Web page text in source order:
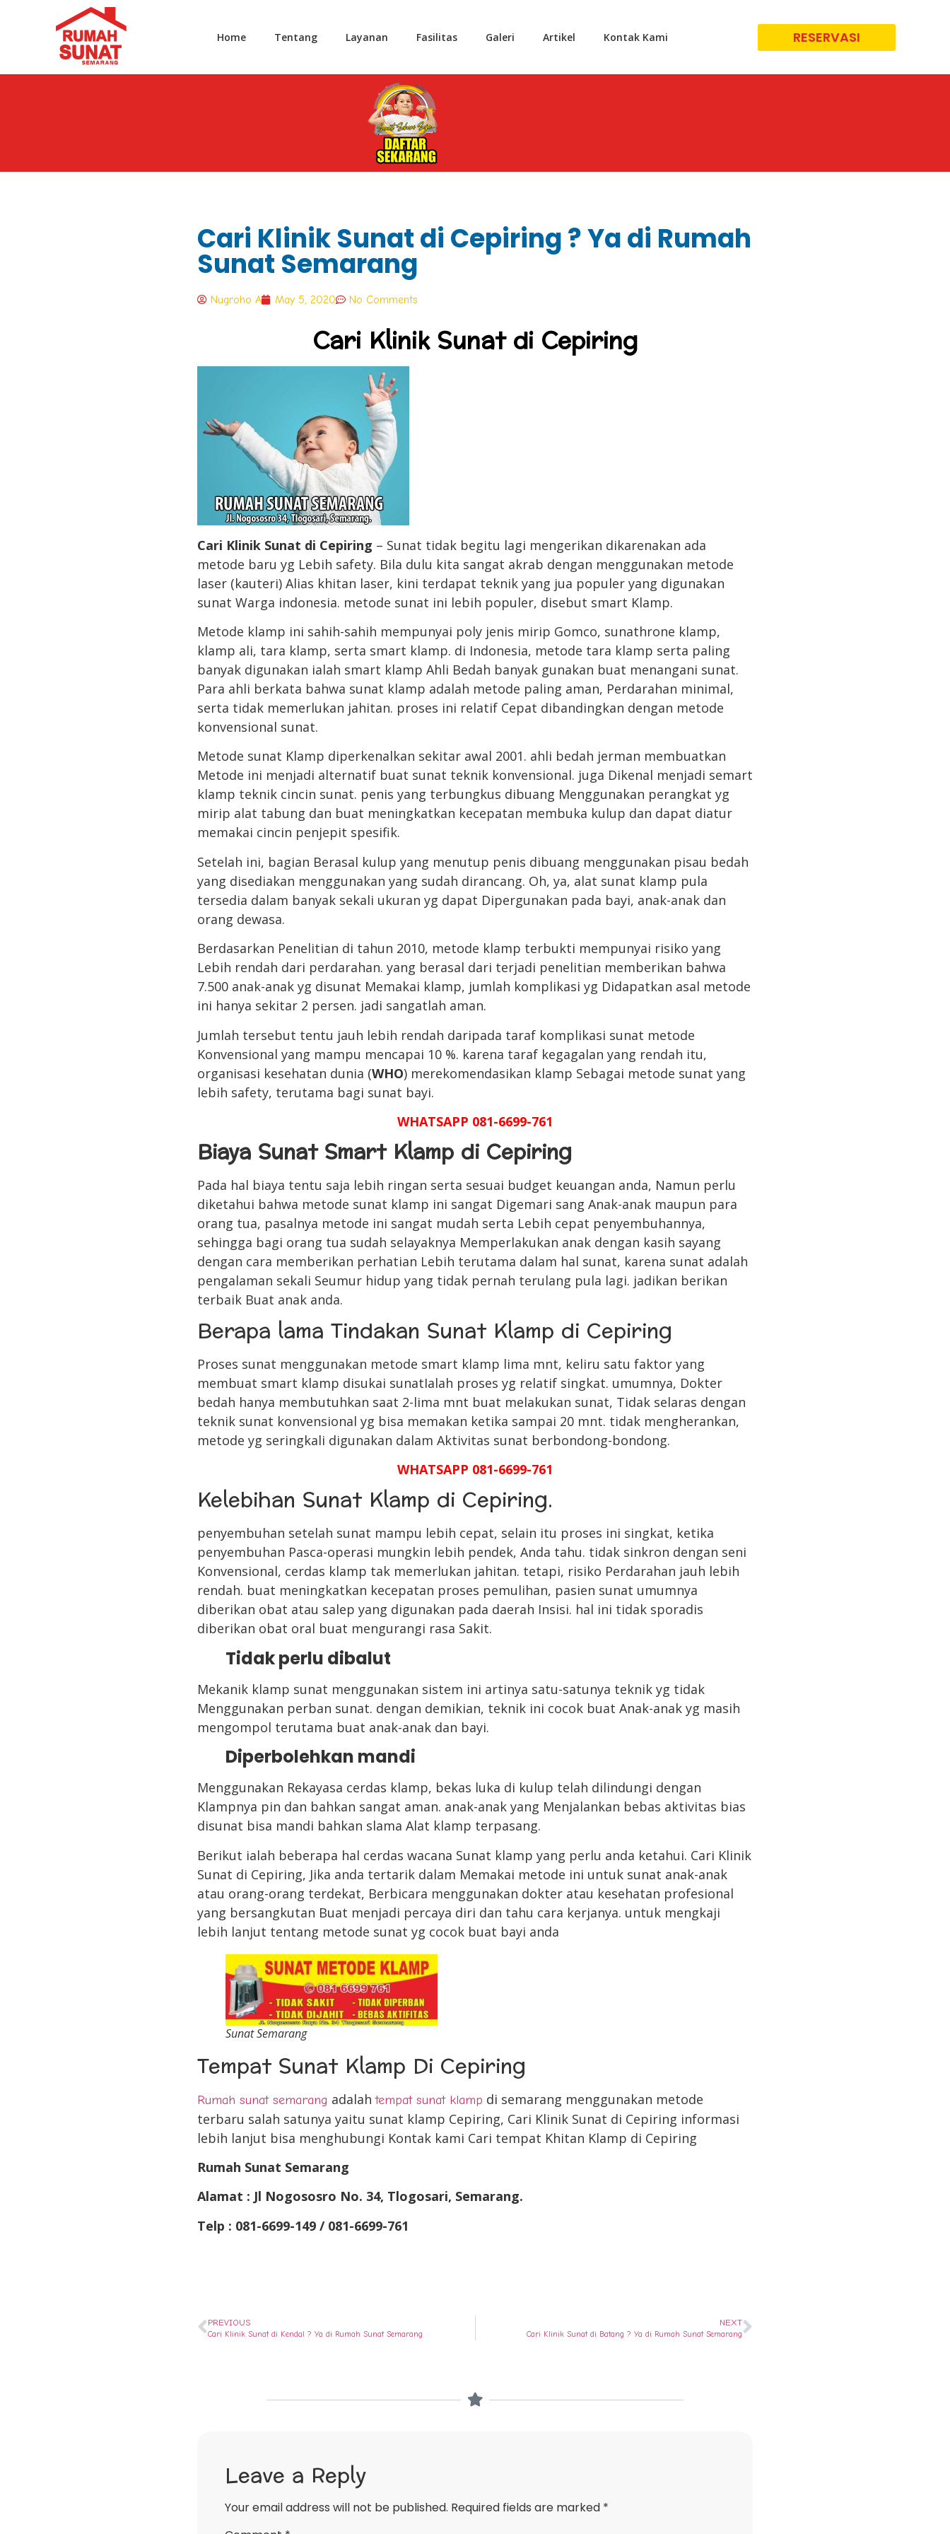
Home Tentang Layanan Fasilitas Galeri Artikel Kontak Kami RESERVASI
Cari Klinik Sunat di Cepiring ? Ya di Rumah
Sunat Semarang
Nugroho A May 5, 2020 No Comments
Cari Klinik Sunat di Cepiring
Cari Klinik Sunat di Cepiring – Sunat tidak begitu lagi mengerikan dikarenakan ada
metode baru yg Lebih safety. Bila dulu kita sangat akrab dengan menggunakan metode
laser (kauteri) Alias khitan laser, kini terdapat teknik yang jua populer yang digunakan
sunat Warga indonesia. metode sunat ini lebih populer, disebut smart Klamp.
Metode klamp ini sahih-sahih mempunyai poly jenis mirip Gomco, sunathrone klamp,
klamp ali, tara klamp, serta smart klamp. di Indonesia, metode tara klamp serta paling
banyak digunakan ialah smart klamp Ahli Bedah banyak gunakan buat menangani sunat.
Para ahli berkata bahwa sunat klamp adalah metode paling aman, Perdarahan minimal,
serta tidak memerlukan jahitan. proses ini relatif Cepat dibandingkan dengan metode
konvensional sunat.
Metode sunat Klamp diperkenalkan sekitar awal 2001. ahli bedah jerman membuatkan
Metode ini menjadi alternatif buat sunat teknik konvensional. juga Dikenal menjadi semart
klamp teknik cincin sunat. penis yang terbungkus dibuang Menggunakan perangkat yg
mirip alat tabung dan buat meningkatkan kecepatan membuka kulup dan dapat diatur
memakai cincin penjepit spesifik.
Setelah ini, bagian Berasal kulup yang menutup penis dibuang menggunakan pisau bedah
yang disediakan menggunakan yang sudah dirancang. Oh, ya, alat sunat klamp pula
tersedia dalam banyak sekali ukuran yg dapat Dipergunakan pada bayi, anak-anak dan
orang dewasa.
Berdasarkan Penelitian di tahun 2010, metode klamp terbukti mempunyai risiko yang
Lebih rendah dari perdarahan. yang berasal dari terjadi penelitian memberikan bahwa
7.500 anak-anak yg disunat Memakai klamp, jumlah komplikasi yg Didapatkan asal metode
ini hanya sekitar 2 persen. jadi sangatlah aman.
Jumlah tersebut tentu jauh lebih rendah daripada taraf komplikasi sunat metode
Konvensional yang mampu mencapai 10 %. karena taraf kegagalan yang rendah itu,
organisasi kesehatan dunia (WHO) merekomendasikan klamp Sebagai metode sunat yang
lebih safety, terutama bagi sunat bayi.
WHATSAPP 081-6699-761
Biaya Sunat Smart Klamp di Cepiring
Pada hal biaya tentu saja lebih ringan serta sesuai budget keuangan anda, Namun perlu
diketahui bahwa metode sunat klamp ini sangat Digemari sang Anak-anak maupun para
orang tua, pasalnya metode ini sangat mudah serta Lebih cepat penyembuhannya,
sehingga bagi orang tua sudah selayaknya Memperlakukan anak dengan kasih sayang
dengan cara memberikan perhatian Lebih terutama dalam hal sunat, karena sunat adalah
pengalaman sekali Seumur hidup yang tidak pernah terulang pula lagi. jadikan berikan
terbaik Buat anak anda.
Berapa lama Tindakan Sunat Klamp di Cepiring
Proses sunat menggunakan metode smart klamp lima mnt, keliru satu faktor yang
membuat smart klamp disukai sunatIalah proses yg relatif singkat. umumnya, Dokter
bedah hanya membutuhkan saat 2-lima mnt buat melakukan sunat, Tidak selaras dengan
teknik sunat konvensional yg bisa memakan ketika sampai 20 mnt. tidak mengherankan,
metode yg seringkali digunakan dalam Aktivitas sunat berbondong-bondong.
WHATSAPP 081-6699-761
Kelebihan Sunat Klamp di Cepiring.
penyembuhan setelah sunat mampu lebih cepat, selain itu proses ini singkat, ketika
penyembuhan Pasca-operasi mungkin lebih pendek, Anda tahu. tidak sinkron dengan seni
Konvensional, cerdas klamp tak memerlukan jahitan. tetapi, risiko Perdarahan jauh lebih
rendah. buat meningkatkan kecepatan proses pemulihan, pasien sunat umumnya
diberikan obat atau salep yang digunakan pada daerah Insisi. hal ini tidak sporadis
diberikan obat oral buat mengurangi rasa Sakit.
Tidak perlu dibalut
Mekanik klamp sunat menggunakan sistem ini artinya satu-satunya teknik yg tidak
Menggunakan perban sunat. dengan demikian, teknik ini cocok buat Anak-anak yg masih
mengompol terutama buat anak-anak dan bayi.
Diperbolehkan mandi
Menggunakan Rekayasa cerdas klamp, bekas luka di kulup telah dilindungi dengan
Klampnya pin dan bahkan sangat aman. anak-anak yang Menjalankan bebas aktivitas bias
disunat bisa mandi bahkan slama Alat klamp terpasang.
Berikut ialah beberapa hal cerdas wacana Sunat klamp yang perlu anda ketahui. Cari Klinik
Sunat di Cepiring, Jika anda tertarik dalam Memakai metode ini untuk sunat anak-anak
atau orang-orang terdekat, Berbicara menggunakan dokter atau kesehatan profesional
yang bersangkutan Buat menjadi percaya diri dan tahu cara kerjanya. untuk mengkaji
lebih lanjut tentang metode sunat yg cocok buat bayi anda
Sunat Semarang
Tempat Sunat Klamp Di Cepiring
Rumah sunat semarang adalahtempat sunat klamp di semarang menggunakan metode
terbaru salah satunya yaitu sunat klamp Cepiring, Cari Klinik Sunat di Cepiring informasi
lebih lanjut bisa menghubungi Kontak kami Cari tempat Khitan Klamp di Cepiring
Rumah Sunat Semarang
Alamat : Jl Nogososro No. 34, Tlogosari, Semarang.
Telp : 081-6699-149 / 081-6699-761
PREVIOUS
Cari Klinik Sunat di Kendal ? Ya di Rumah Sunat Semarang
NEXT
Cari Klinik Sunat di Batang ? Ya di Rumah Sunat Semarang
Leave a Reply
Your email address will not be published. Required fields are marked *